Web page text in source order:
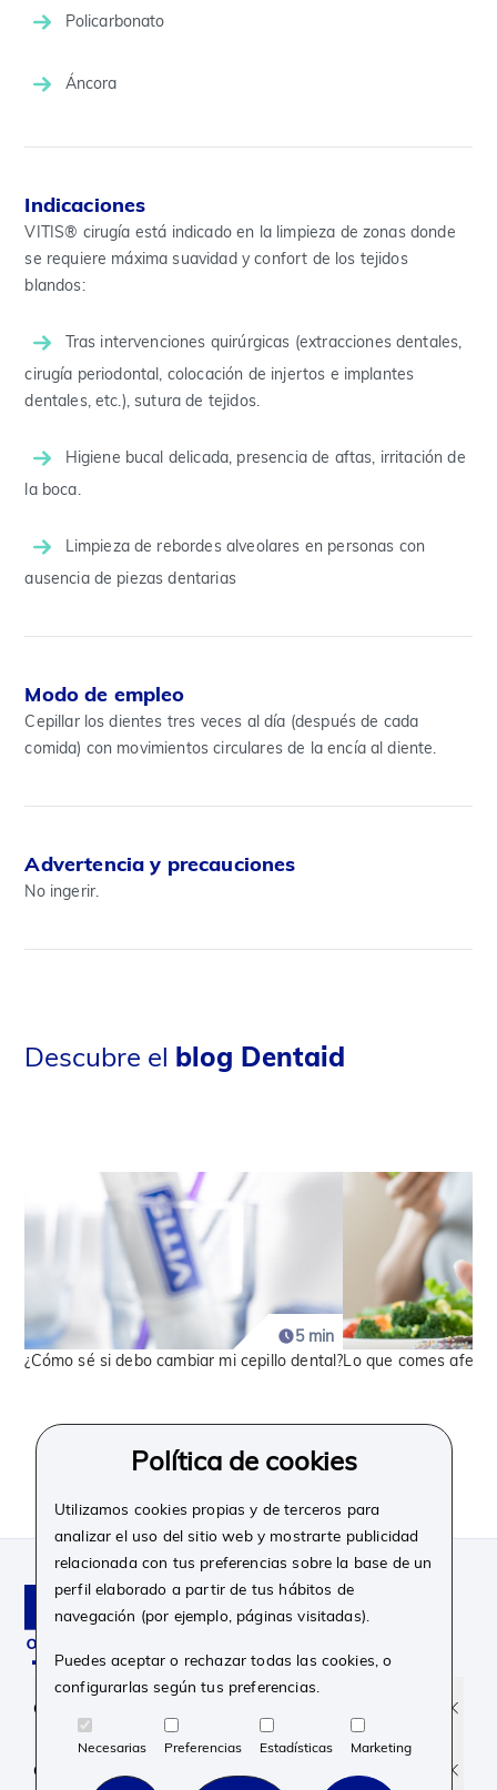
Policarbonato
Áncora
Indicaciones
VITIS® cirugía está indicado en la limpieza de zonas donde
se requiere máxima suavidad y confort de los tejidos
blandos:
Tras intervenciones quirúrgicas (extracciones dentales,
cirugía periodontal, colocación de injertos e implantes
dentales, etc.), sutura de tejidos.
Higiene bucal delicada, presencia de aftas, irritación de
la boca.
Limpieza de rebordes alveolares en personas con
ausencia de piezas dentarias
Modo de empleo
Cepillar los dientes tres veces al día (después de cada
comida) con movimientos circulares de la encía al diente.
Advertencia y precauciones
No ingerir.
Descubre el blog Dentaid
5 min
¿Cómo sé si debo cambiar mi cepillo dental?Lo que comes
Ver todo
Facebook
Instagram
Linkedin
Youtube
Corporativo
Contacto y soporte
Política de cookies
Utilizamos cookies propias y de terceros para
analizar el uso del sitio web y mostrarte publicidad
relacionada con tus preferencias sobre la base de un
perfil elaborado a partir de tus hábitos de
navegación (por ejemplo, páginas visitadas).
Puedes aceptar o rechazar todas las cookies, o
configurarlas según tus preferencias.
Necesarias Preferencias Estadísticas Marketing